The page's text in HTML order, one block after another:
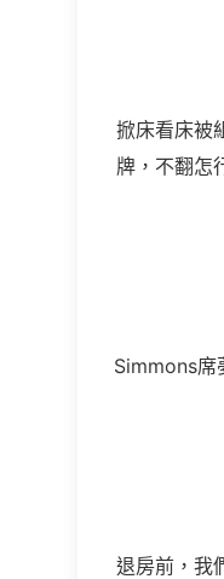
掀床看床被
牌，不翻怎
Simmons席
退房前，我